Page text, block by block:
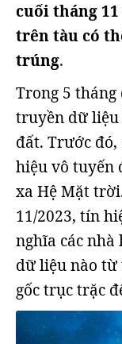
cuối tháng
trên tàu có
trúng.
Trong 5 tháng
truyền dữ liệu
đất. Trước
hiệu vô tuyến
xa Hệ Mặt
11/2023, tín
nghĩa các nhà
dữ liệu nào từ
gốc trục trặc